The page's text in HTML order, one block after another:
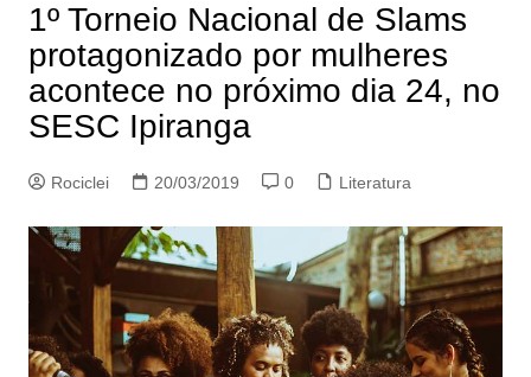
1º Torneio Nacional de Slams
protagonizado por mulheres
acontece no próximo dia 24, no
SESC Ipiranga
Rociclei 20/03/2019 0 Literatura